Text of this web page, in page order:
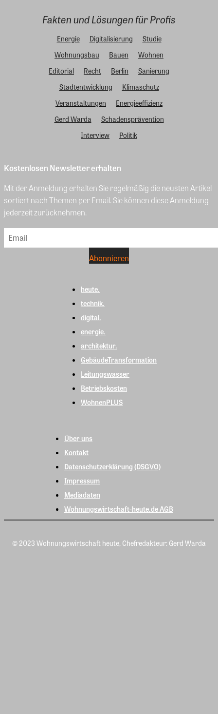
Fakten und Lösungen für Profis
Energie Digitalisierung
Studie
Wohnungsbau
Bauen
Wohnen
Editorial
Recht Berlin
Sanierung
Stadtentwicklung
Klimaschutz
Veranstaltungen
Energieeffizienz
Gerd Warda
Schadensprävention
Interview
Politik
Kostenlosen Newsletter erhalten
Mit der Anmeldung erhalten Sie regelmäßig die neusten Artikel
sortiert nach Themen per Email. Sie können diese Anmeldung
jederzeit zurücknehmen.
heute.
technik.
digital.
energie.
architektur.
GebäudeTransformation
Leitungswasser
Betriebskosten
WohnenPLUS
Über uns
Kontakt
Datenschutzerklärung (DSGVO)
Impressum
Mediadaten
Wohnungswirtschaft-heute.de AGB
© 2023 Wohnungswirtschaft heute, Chefredakteur: Gerd Warda